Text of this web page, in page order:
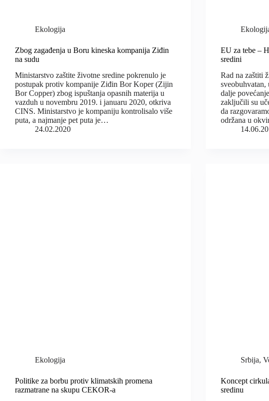
Ekologija
Zbog zagađenja u Boru kineska kompanija Ziđin
na sudu
Ministarstvo zaštite životne sredine pokrenulo je
postupak protiv kompanije Ziđin Bor Koper (Zijin
Bor Copper) zbog ispuštanja opasnih materija u
vazduh u novembru 2019. i januaru 2020, otkriva
CINS. Ministarstvo je kompaniju kontrolisalo više
puta, a najmanje pet puta je…
24.02.2020
EU za tebe –
sredini
Rad na zaštiti
dalje
zaključili su
da
održana u
Ekologija
Politike za borbu protiv klimatskih promena
razmatrane na skupu CEKOR-a
Srbija,
Koncept
sredinu